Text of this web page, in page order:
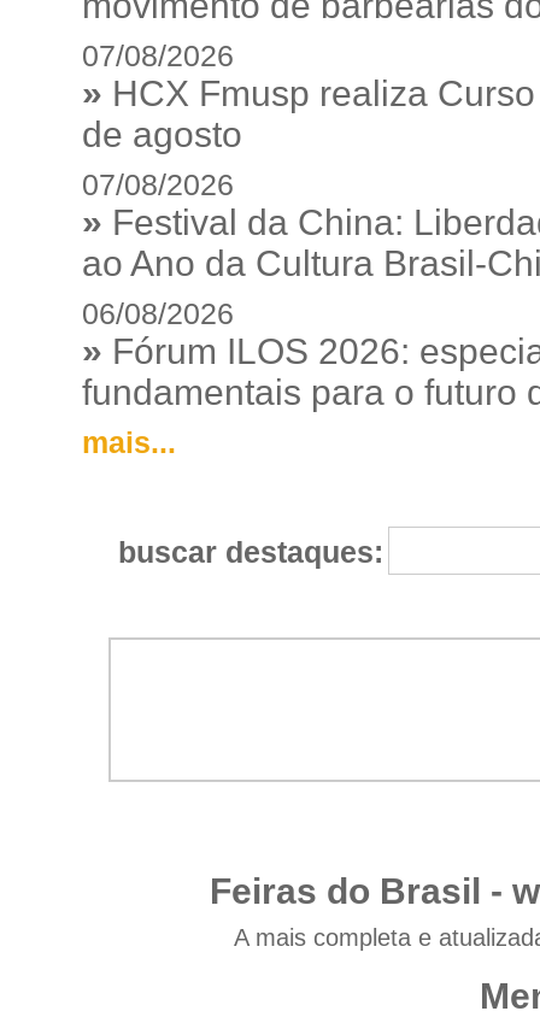
07/08/2026
» HCX Fmusp realiza
de agosto
07/08/2026
» Festival da China:
ao Ano da Cultura Brasil-
06/08/2026
» Fórum ILOS 2026:
fundamentais para o futuro
mais...
buscar destaques:
Feiras do Brasil -
A mais completa e